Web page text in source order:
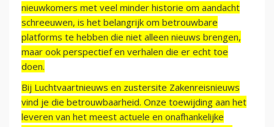
nieuwkomers met veel minder historie om aandacht
schreeuwen, is het belangrijk om betrouwbare
platforms te hebben die niet alleen nieuws brengen,
maar ook perspectief en verhalen die er echt toe
doen.
Bij Luchtvaartnieuws en zustersite Zakenreisnieuws
vind je die betrouwbaarheid. Onze toewijding aan het
leveren van het meest actuele en onafhankelijke